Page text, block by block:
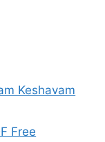
Keshavam
Free